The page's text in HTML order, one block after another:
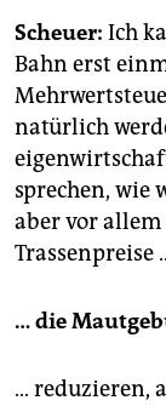
Scheuer: Ich
Bahn erst
natürlich
sprechen, wie
aber vor
Trassenpreise
… die
… reduzieren,